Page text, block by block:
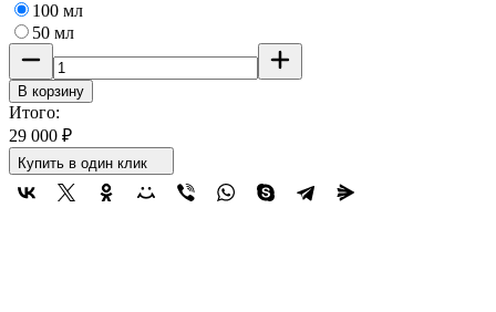
100 мл
50 мл
В корзину
Итого:
29 000 ₽
Купить в один клик